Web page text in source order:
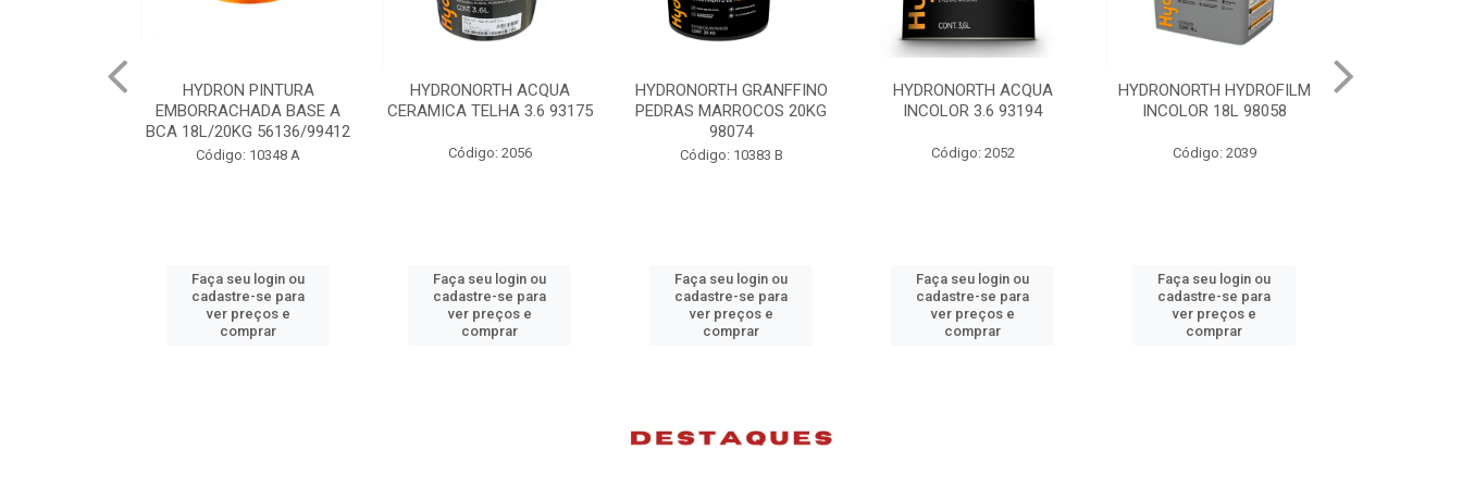
HYDRONORTH ACQUA
CERAMICA TELHA 3.6 93175
Código: 2056
Faça seu login ou
cadastre-se para
ver preços e
comprar
HYDRONORTH GRANFFINO
PEDRAS MARROCOS 20KG
Código: 10383 B
Faça seu login ou
cadastre-se para
ver preços e
comprar
HYDRONORTH ACQUA
INCOLOR 3.6 93194
Código: 2052
Faça seu login ou
cadastre-se para
ver preços e
comprar
HYDRONORTH HYDROFILM
INCOLOR 18L 98058
Código: 2039
Faça seu login ou
cadastre-se para
ver preços e
comprar
HYDRONORTH ACR STAND
RENDE BCO GELO 3.6 8341
Código: 10219
Faça seu login ou
cadastre-se para
ver preços e
comprar